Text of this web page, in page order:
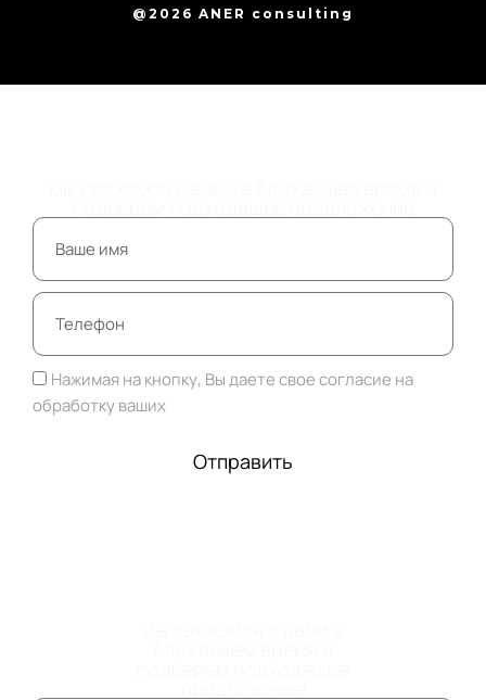
@2026 ANER consulting
Нажимая на кнопку, Вы даете свое согласие на
обработку ваших
Отправить